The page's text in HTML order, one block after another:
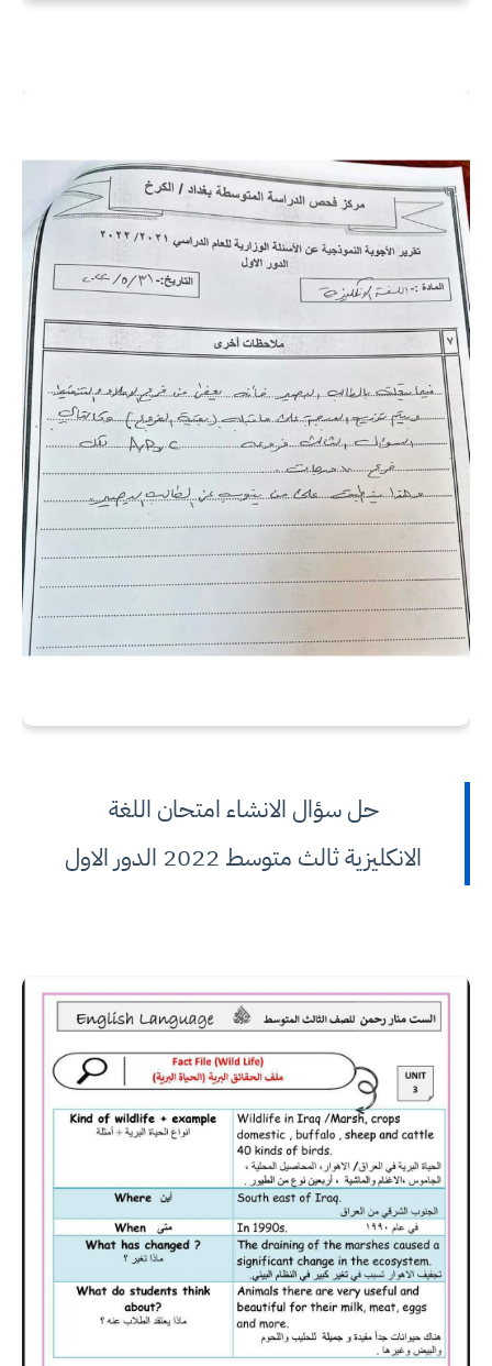
حل سؤال الانشاء امتحان اللغة
الانكليزية ثالث متوسط 2022 الدور الاول